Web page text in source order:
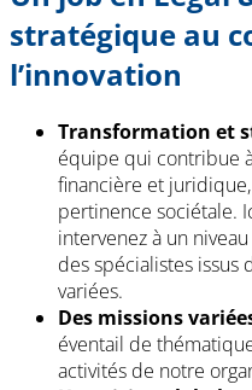
stratégique au
l’innovation
Transformation et
équipe qui contribue
financière et
pertinence sociétale.
intervenez à un
des spécialistes issus
variées.
Des missions
éventail de
activités de notre